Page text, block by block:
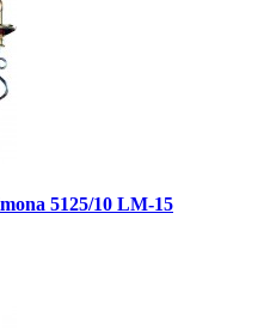
5125/10 LM-15